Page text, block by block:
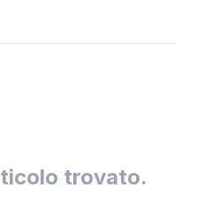
trovato.